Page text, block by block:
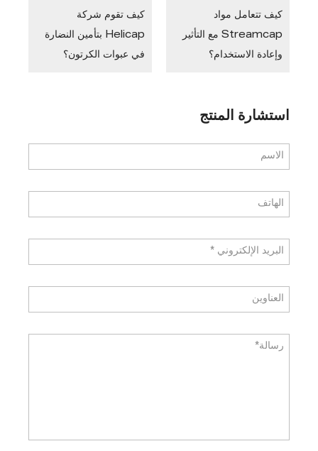
كيف تتعامل مواد
Streamcap مع التأثير
وإعادة الاستخدام؟
كيف تقوم شركة
Helicap بتأمين النضارة
في عبوات الكرتون؟
استشارة المنتج